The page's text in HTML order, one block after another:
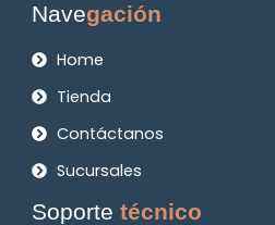
Navegación
Home
Tienda
Contáctanos
Sucursales
Soportetécnico